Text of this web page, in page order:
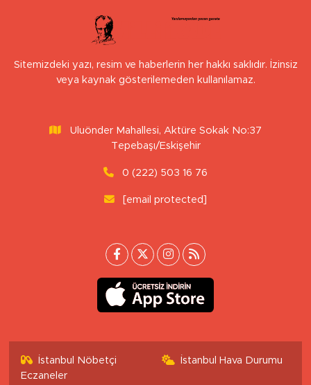
Sitemizdeki yazı, resim ve haberlerin her hakkı saklıdır. İzinsiz
veya kaynak gösterilemeden kullanılamaz.
Uluönder Mahallesi, Aktüre Sokak No:37
Tepebaşı/Eskişehir
0 (222) 503 16 76
[email protected]
İstanbul Nöbetçi
Eczaneler
İstanbul Hava Durumu